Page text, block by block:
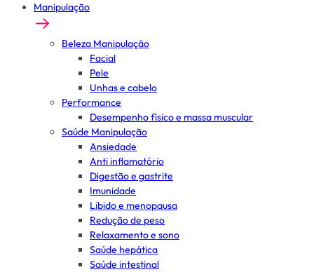
Manipulação
Beleza Manipulação
Facial
Pele
Unhas e cabelo
Performance
Desempenho físico e massa muscular
Saúde Manipulação
Ansiedade
Anti inflamatório
Digestão e gastrite
Imunidade
Libido e menopausa
Redução de peso
Relaxamento e sono
Saúde hepática
Saúde intestinal